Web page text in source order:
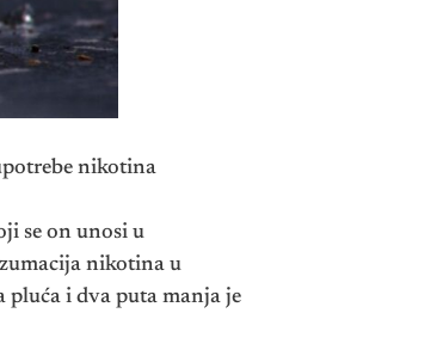
nikotina
se on unosi u
nikotina u
pluća i dva puta manja je